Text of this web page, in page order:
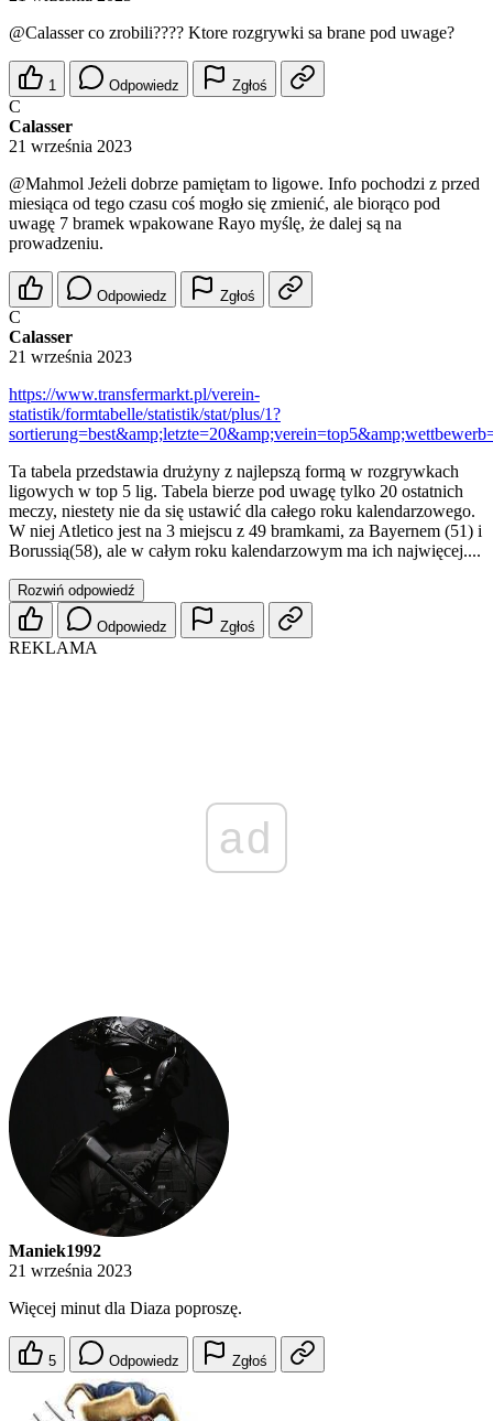
@Calasserco zrobili???? Ktore rozgrywki sa brane pod uwage?
1 Odpowiedz Zgłoś
C
Calasser
21 września 2023
@Mahmol Jeżeli dobrze pamiętam to ligowe. Info pochodzi z przed
miesiąca od tego czasu coś mogło się zmienić, ale biorąco pod
uwagę 7 bramek wpakowane Rayo myślę, że dalej są na
prowadzeniu.
Odpowiedz Zgłoś
C
Calasser
21 września 2023
https://www.transfermarkt.pl/verein-
statistik/formtabelle/statistik/stat/plus/1?
Ta tabela przedstawia drużyny z najlepszą formą w rozgrywkach
ligowych w top 5 lig. Tabela bierze pod uwagę tylko 20 ostatnich
meczy, niestety nie da się ustawić dla całego roku kalendarzowego.
W niej Atletico jest na 3 miejscu z 49 bramkami, za Bayernem (51) i
Borussią(58), ale w całym roku kalendarzowym ma ich najwięcej....
Rozwiń odpowiedź
Odpowiedz Zgłoś
REKLAMA
ad
Maniek1992
21 września 2023
Więcej minut dla Diaza poproszę.
5 Odpowiedz Zgłoś